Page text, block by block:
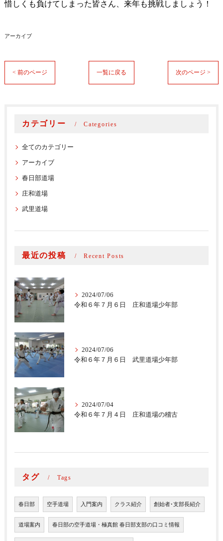
惜しくも負けてしまった皆さん、来年も挑戦しましょう！
アーカイブ
< 前のページ 一覧に戻る 次のページ >
カテゴリー Categories
全てのカテゴリー
アーカイブ
春日部道場
庄和道場
武里道場
最近の投稿 Recent Posts
2024/07/06
令和６年７月６日 庄和道場少年部
2024/07/06
令和６年７月６日 武里道場少年部
2024/07/04
令和６年７月４日 庄和道場の稽古
タグ Tags
春日部 空手道場 入門案内 クラス紹介 創始者･支部長紹介
道場案内 春日部の空手道場・極真館 春日部支部の口コミ情報